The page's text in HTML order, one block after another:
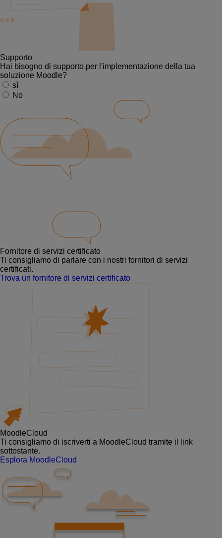
Supporto
Hai bisogno di supporto per l'implementazione della tua
soluzione Moodle?
sì
No
Fornitore di servizi certificato
Ti consigliamo di parlare con i nostri fornitori di servizi
certificati.
Trova un fornitore di servizi certificato
MoodleCloud
Ti consigliamo di iscriverti a MoodleCloud tramite il link
sottostante.
Esplora MoodleCloud